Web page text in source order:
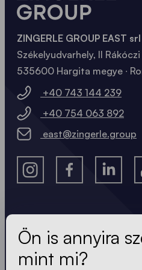
A legfrissebb
Mindig naprakész. Nincs
ZINGERLE GROUP EAST srl
Székelyudvarhely, II
535600 Hargita megye ∙
+40 743 144 239
+40 754 063 892
east@zingerle.group
Ön is annyira
mint mi?